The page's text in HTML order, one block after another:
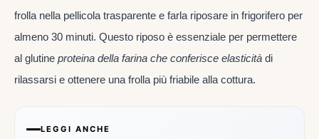
frolla nella pellicola trasparente e farla riposare in frigorifero per
almeno 30 minuti. Questo riposo è essenziale per permettere
al glutine proteina della farina che conferisce elasticità di
rilassarsi e ottenere una frolla più friabile alla cottura.
LEGGI ANCHE